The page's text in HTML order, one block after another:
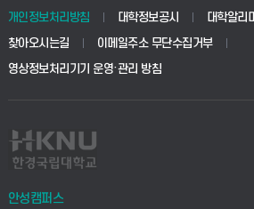
생명공학부
사회안전시스템공학부
교육대학원
학사시스템(전문학사 및 전공심화)
사이버캠퍼스(전문학사 및 전공심화)
시설바로처리서비스
학생생활관(안성)
산학협력단
취업지원센터
개인정보처리방침 대학정보공시 대학알리미
찾아오시는길
이메일주소 무단수집거부
영상정보처리기기 운영·관리 방침
안성캠퍼스